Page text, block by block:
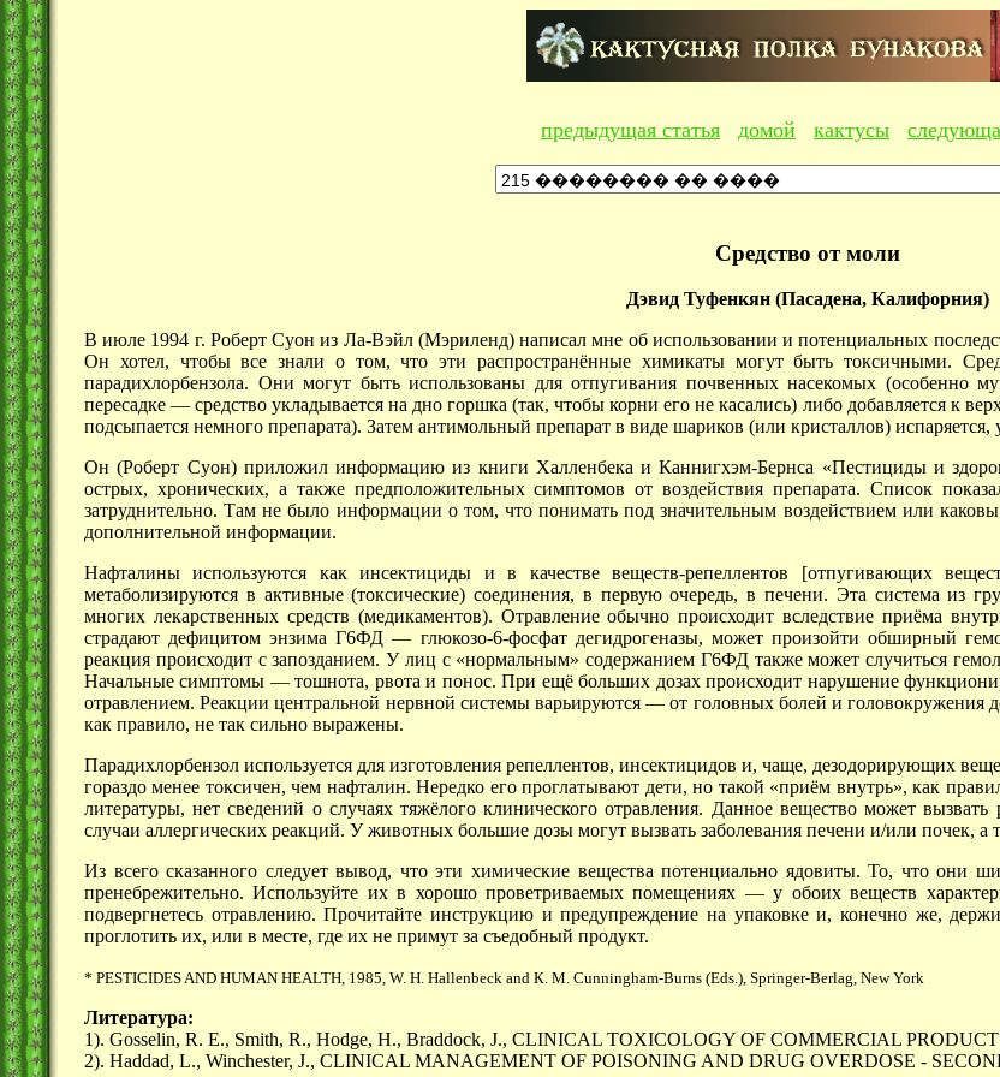
предыдущая статья домой кактусы
Средство от моли
Дэвид Туфенкян (Пасадена, Калифорния)
В июле 1994 г. Роберт Суон из Ла-Вэйл (Мэриленд) написал мне об использовании и потенциальных
Он хотел, чтобы все знали о том, что эти распространённые химикаты могут быть токсичными.
парадихлорбензола. Они могут быть использованы для отпугивания почвенных насекомых (особенно
пересадке — средство укладывается на дно горшка (так, чтобы корни его не касались) либо добавляется к
подсыпается немного препарата). Затем антимольный препарат в виде шариков (или кристаллов)
Он (Роберт Суон) приложил информацию из книги Халленбека и Каннигхэм-Бернса «Пестициды и
острых, хронических, а также предположительных симптомов от воздействия препарата. Список
затруднительно. Там не было информации о том, что понимать под значительным воздействием или
дополнительной информации.
Нафталины используются как инсектициды и в качестве веществ-репеллентов [отпугивающих
метаболизируются в активные (токсические) соединения, в первую очередь, в печени. Эта система из
многих лекарственных средств (медикаментов). Отравление обычно происходит вследствие приёма
страдают дефицитом энзимаГ6ФД — глюкозо-6-фосфат дегидрогеназы, может произойти обширный
реакция происходит с запозданием. У лиц с «нормальным» содержанием Г6ФД также может случиться
Начальныесимптомы —тошнота, рвота и понос. При ещё больших дозах происходит нарушение
отравлением. Реакции центральной нервной системы варьируются — от головных болей и головокружения
как правило, не так сильно выражены.
Парадихлорбензол используется для изготовления репеллентов, инсектицидов и, чаще, дезодорирующих
гораздо менее токсичен, чем нафталин. Нередко его проглатывают дети, но такой «приём внутрь», как
литературы, нет сведений о случаях тяжёлого клинического отравления. Данное вещество может
случаи аллергических реакций. У животных большие дозы могут вызвать заболевания печени и/или почек, а
Из всего сказанного следует вывод, что эти химические вещества потенциально ядовиты. То, что они
пренебрежительно. Используйте их в хорошо проветриваемыхпомещениях —у обоих веществ
подвергнетесь отравлению. Прочитайте инструкцию и предупреждение на упаковке и, конечно же,
проглотить их, или в месте, где их не примут за съедобный продукт.
* PESTICIDES AND HUMAN HEALTH, 1985, W. H. Hallenbeck and К. М. Cunningham-Burns (Eds.), Springer-Berlag, New York
Литература:
1). Gosselin, R. E., Smith, R., Hodge, H., Braddock, J., CLINICAL TOXICOLOGY OF COMMERCIAL
2). Haddad, L., Winchester, J., CLINICAL MANAGEMENT OF POISONING AND DRUG OVERDOSE -